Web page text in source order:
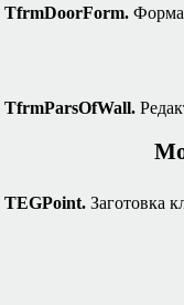
TfrmDoorForm. Форма
TfrmParsOfWall.
TEGPoint. Заготовка